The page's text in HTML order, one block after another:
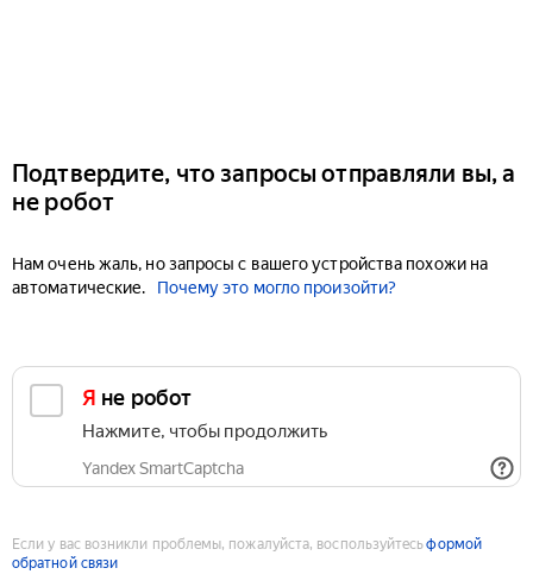
Подтвердите, что запросы отправляли вы, а
не робот
Нам очень жаль, но запросы с вашего устройства похожи на
автоматические.
Почему это могло произойти?
Я не робот
Нажмите, чтобы продолжить
Yandex SmartCaptcha
Если у вас возникли проблемы, пожалуйста, воспользуйтесьформой
обратной связи